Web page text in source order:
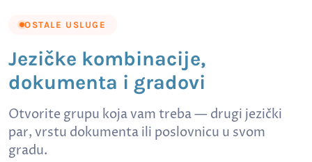
OSTALE USLUGE
Jezičke kombinacije,
dokumenta i gradovi
Otvorite grupu koja vam treba — drugi jezički
par, vrstu dokumenta ili poslovnicu u svom
gradu.